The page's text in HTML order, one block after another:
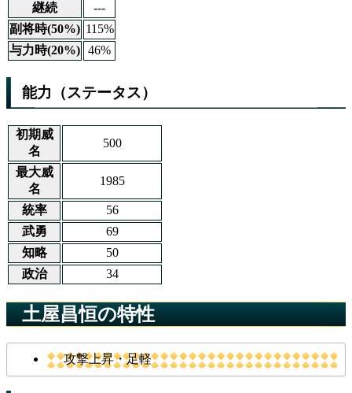
継続
---
副将時(50%) 115%
与力時(20%) 46%
能力（ステータス）
初期威
名
500
最大威
名
1985
統率
56
武勇
69
知略
50
政治
34
土屋昌恒の特性
攻撃上昇・足軽